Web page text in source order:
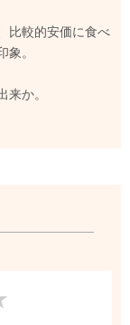
比較的安価に食べ
。
か。